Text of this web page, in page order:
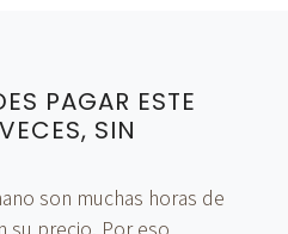
PAGAR ESTE
SIN
son muchas horas de